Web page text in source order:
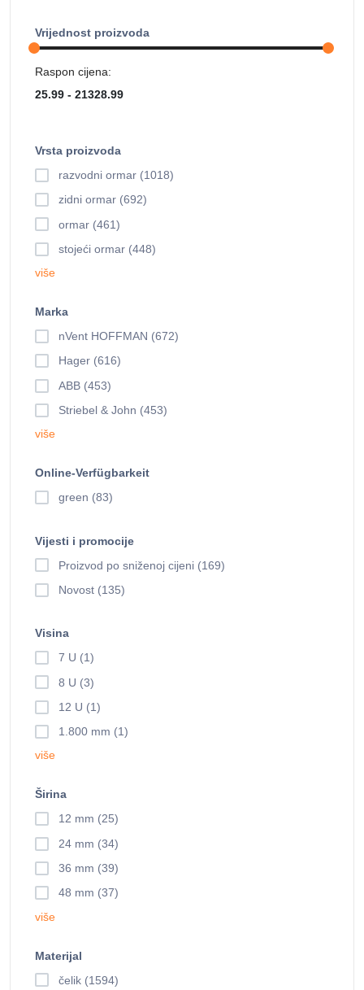
Vrijednost proizvoda
Raspon cijena:
Vrsta proizvoda
razvodni ormar (1018)
zidni ormar (692)
ormar (461)
stojeći ormar (448)
više
Marka
nVent HOFFMAN (672)
Hager (616)
ABB (453)
Striebel & John (453)
više
Online-Verfügbarkeit
green (83)
Vijesti i promocije
Proizvod po sniženoj cijeni (169)
Novost (135)
Visina
7 U (1)
8 U (3)
12 U (1)
1.800 mm (1)
više
Širina
12 mm (25)
24 mm (34)
36 mm (39)
48 mm (37)
više
Materijal
čelik (1594)